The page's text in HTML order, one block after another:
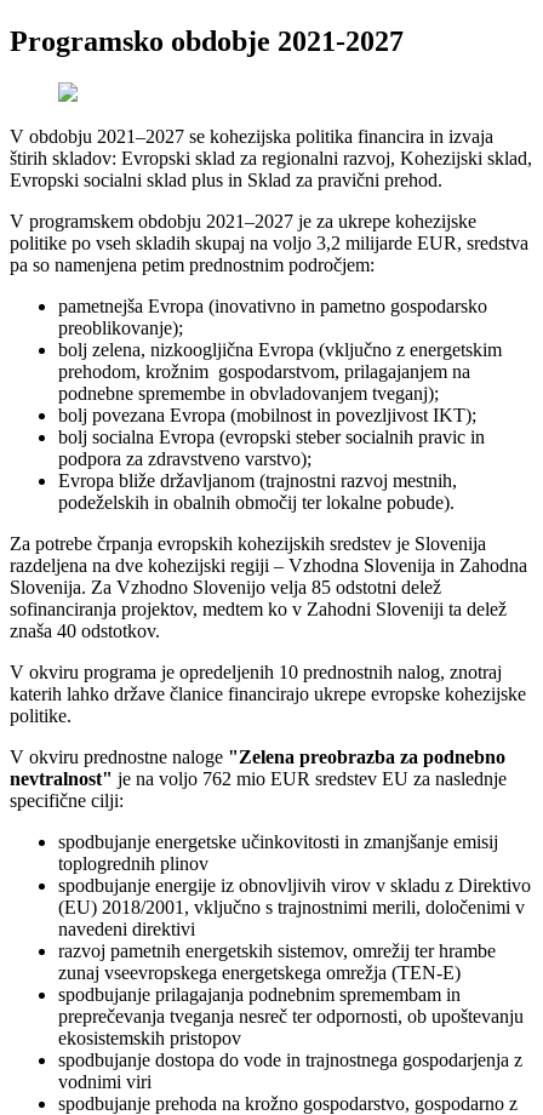
Programsko obdobje 2021-2027
V obdobju 2021–2027 se kohezijska politika financira in izvaja
štirih skladov: Evropski sklad za regionalni razvoj, Kohezijski sklad,
Evropski socialni sklad plus in Sklad za pravični prehod.
V programskem obdobju 2021–2027 je za ukrepe kohezijske
politike po vseh skladih skupaj na voljo 3,2 milijarde EUR, sredstva
pa so namenjena petim prednostnim področjem:
pametnejša Evropa (inovativno in pametno gospodarsko
preoblikovanje);
bolj zelena, nizkoogljična Evropa (vključno z energetskim
prehodom, krožnim gospodarstvom, prilagajanjem na
podnebne spremembe in obvladovanjem tveganj);
bolj povezana Evropa (mobilnost in povezljivost IKT);
bolj socialna Evropa (evropski steber socialnih pravic in
podpora za zdravstveno varstvo);
Evropa bliže državljanom (trajnostni razvoj mestnih,
podeželskih in obalnih območij ter lokalne pobude).
Za potrebe črpanja evropskih kohezijskih sredstev je Slovenija
razdeljena na dve kohezijski regiji – Vzhodna Slovenija in Zahodna
Slovenija. Za Vzhodno Slovenijo velja 85 odstotni delež
sofinanciranja projektov, medtem ko v Zahodni Sloveniji ta delež
znaša 40 odstotkov.
V okviru programa je opredeljenih 10 prednostnih nalog, znotraj
katerih lahko države članice financirajo ukrepe evropske kohezijske
politike.
V okviru prednostne naloge "Zelena preobrazba za podnebno
nevtralnost" je na voljo 762 mio EUR sredstev EU za naslednje
specifične cilji:
spodbujanje energetske učinkovitosti in zmanjšanje emisij
toplogrednih plinov
spodbujanje energije iz obnovljivih virov v skladu z Direktivo
(EU) 2018/2001, vključno s trajnostnimi merili, določenimi v
navedeni direktivi
razvoj pametnih energetskih sistemov, omrežij ter hrambe
zunaj vseevropskega energetskega omrežja (TEN-E)
spodbujanje prilagajanja podnebnim spremembam in
preprečevanja tveganja nesreč ter odpornosti, ob upoštevanju
ekosistemskih pristopov
spodbujanje dostopa do vode in trajnostnega gospodarjenja z
vodnimi viri
spodbujanje prehoda na krožno gospodarstvo, gospodarno z